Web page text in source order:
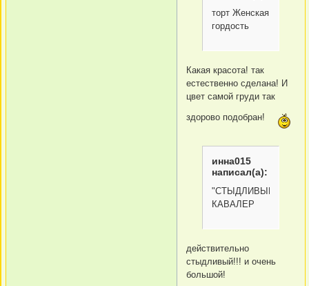
торт Женская
гордость
Какая красота! так
естественно сделана! И
цвет самой груди так
здорово подобран!
инна015
написал(а):
"СТЫДЛИВЫЙ
КАВАЛЕР
действительно
стыдливый!!! и очень
большой!